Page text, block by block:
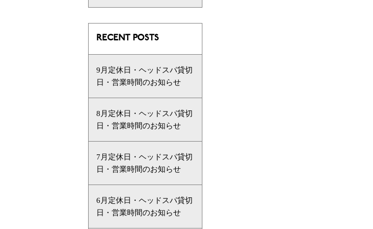
RECENT POSTS
9月定休日・ヘッドスパ貸切
日・営業時間のお知らせ
8月定休日・ヘッドスパ貸切
日・営業時間のお知らせ
7月定休日・ヘッドスパ貸切
日・営業時間のお知らせ
6月定休日・ヘッドスパ貸切
日・営業時間のお知らせ